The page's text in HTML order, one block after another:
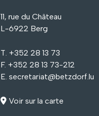
11, rue du Château
L-6922 Berg
T. +352 28 13 73
F. +352 28 13 73-212
E. secretariat@betzdorf.lu
Voir sur la carte